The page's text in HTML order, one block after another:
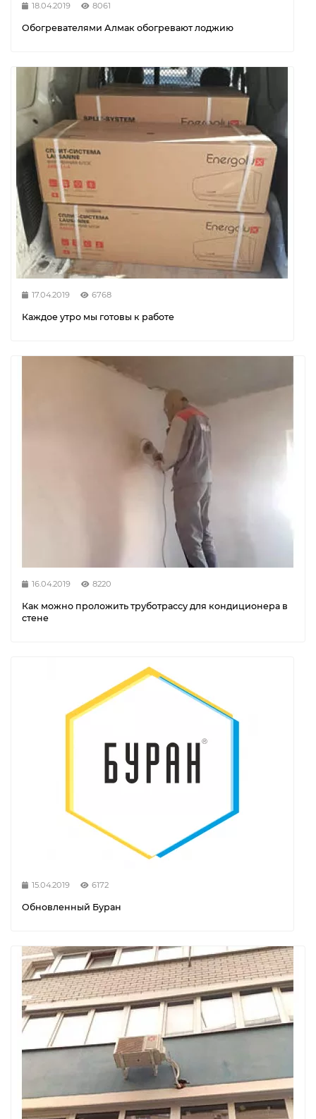
18.04.2019 8061
Обогревателями Алмак обогревают лоджию
17.04.2019 6768
Каждое утро мы готовы к работе
16.04.2019 8220
Как можно проложить труботрассу для кондиционера в
стене
15.04.2019 6172
Обновленный Буран